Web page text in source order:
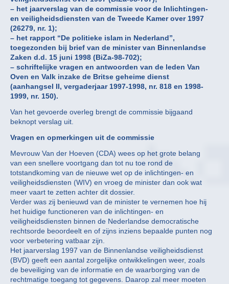
– het jaarverslag van de commissie voor de Inlichtingen-
en veiligheidsdiensten van de Tweede Kamer over 1997
(26279, nr. 1);
– het rapport “De politieke islam in Nederland”,
toegezonden bij brief van de minister van Binnenlandse
Zaken d.d. 15 juni 1998 (BiZa-98-702);
– schriftelijke vragen en antwoorden van de leden Van
Oven en Valk inzake de Britse geheime dienst
(aanhangsel II, vergaderjaar 1997-1998, nr. 818 en 1998-
1999, nr. 150).
Van het gevoerde overleg brengt de commissie bijgaand
beknopt verslag uit.
Vragen en opmerkingen uit de commissie
Mevrouw Van der Hoeven (CDA) wees op het grote belang
van een snellere voortgang dan tot nu toe rond de
totstandkoming van de nieuwe wet op de inlichtingen- en
veiligheidsdiensten (WIV) en vroeg de minister dan ook wat
meer vaart te zetten achter dit dossier.
Verder was zij benieuwd van de minister te vernemen hoe hij
het huidige functioneren van de inlichtingen- en
veiligheidsdiensten binnen de Nederlandse democratische
rechtsorde beoordeelt en of zijns inziens bepaalde punten nog
voor verbetering vatbaar zijn.
Het jaarverslag 1997 van de Binnenlandse veiligheidsdienst
(BVD) geeft een aantal zorgelijke ontwikkelingen weer, zoals
de beveiliging van de informatie en de waarborging van de
rechtmatige toegang tot gegevens. Daarop zal meer moeten